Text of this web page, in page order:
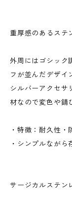
重厚感のあるステ
外周にはゴシック
フが並んだデザイ
シルバーアクセサ
材なので変色や錆
・特徴：耐久性
・シンプルなが
サージカルステン